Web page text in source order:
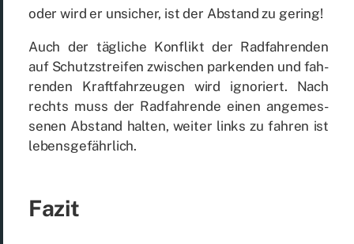
oder wird er un­si­cher, ist der Ab­stand zu ge­ring!
Auch der täg­li­che Kon­flikt der Rad­fah­ren­den
auf Schutz­strei­fen zwi­schen par­ken­den und fah­
ren­den Kraft­fahr­zeu­gen wird igno­riert. Nach
rechts muss der Rad­fah­ren­de ei­nen an­ge­mes­
se­nen Ab­stand hal­ten, wei­ter links zu fah­ren ist
le­bens­ge­fähr­lich.
Fa­zit